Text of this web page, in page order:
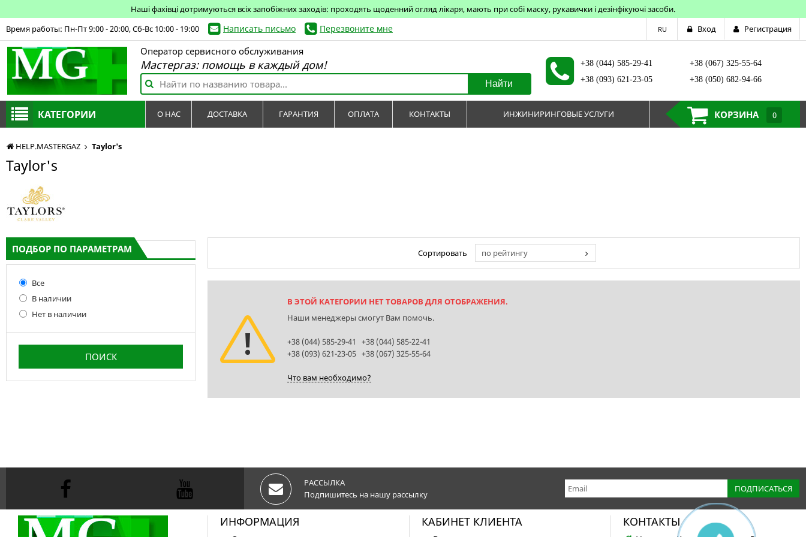
Наші фахівці дотримуються всіх запобіжних заходів: проходять щоденний огляд лікаря, мають при собі маску, рукавички і дезінфікуючі засоби.
HELP.MASTERGAZ Taylor's
Taylor's
ПОДБОР ПО ПАРАМЕТРАМ
Все
В наличии
Нет в наличии
Сортировать по рейтингу
В ЭТОЙ КАТЕГОРИИ НЕТ ТОВАРОВ ДЛЯ ОТОБРАЖЕНИЯ.
Наши менеджеры смогут Вам помочь.
+38 (044) 585-29-41 +38 (044) 585-22-41
+38 (093) 621-23-05 +38 (067) 325-55-64
Что вам необходимо?
Время работы: Пн-Пт 9:00 - 20:00, Сб-Вс 10:00 - 19:00 Написать письмо Перезвоните мне RU Вход Регистрация
Оператор сервисного обслуживания
Мастергаз: помощь в каждый дом!
Найти
+38 (044) 585-29-41
+38 (093) 621-23-05
+38 (067) 325-55-64
+38 (050) 682-94-66
КАТЕГОРИИ О НАС ДОСТАВКА ГАРАНТИЯ ОПЛАТА КОНТАКТЫ ИНЖИНИРИНГОВЫЕ УСЛУГИ КОРЗИНА 0
РАССЫЛКА
Подпишитесь на нашу рассылку
ИНФОРМАЦИЯ КАБИНЕТ КЛИЕНТА КОНТАКТЫ